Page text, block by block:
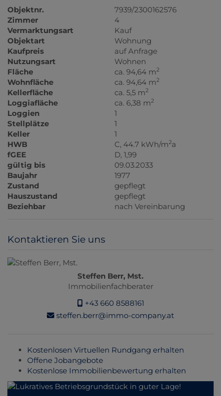
Objektnr.
7939/2300162576
Zimmer
4
Vermarktungsart
Kauf
Objektart
Wohnung
Kaufpreis
auf Anfrage
Nutzungsart
Wohnen
Fläche
ca. 94,64 m2
Wohnfläche ca. 94,64 m2
Kellerfläche ca. 5,5 m2
Loggiafläche ca. 6,38 m2
Loggien
1
Stellplätze
1
Keller
1
HWB
C, 44.7 kWh/m2a
fGEE
D, 1,99
gültig bis
09.03.2033
Baujahr
1977
Zustand
gepflegt
Hauszustand
gepflegt
Beziehbar
nach Vereinbarung
Kontaktieren Sie uns
Steffen Berr, Mst.
Immobilienfachberater
+43 660 8588161
steffen.berr@immo-company.at
Kostenlosen Virtuellen Rundgang erhalten
Offene Jobangebote
Kostenlose Immobilienbewertung erhalten